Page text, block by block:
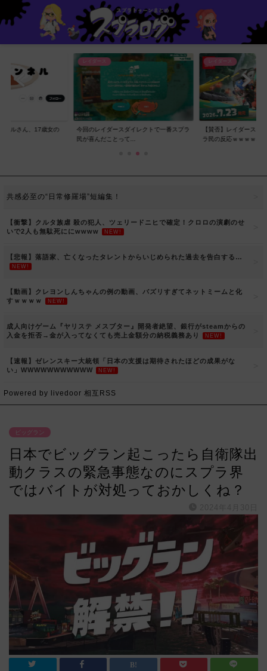
ネルさん、17歳女の
レイダース
今回のレイダースダイレクトで一番スプラ
民が喜んだことって...
レイダース
【賛否】レイダースダ
ラ民の反応ｗｗｗｗ...
共感必至の“日常修羅場”短編集！
【衝撃】クルタ族虐 殺の犯人、ツェリードニヒで確定！クロロの演劇のせ
いで2人も無駄死ににwwww
NEW!
【悲報】落語家、亡くなったタレントからいじめられた過去を告白する…
NEW!
【動画】クレヨンしんちゃんの例の動画、バズリすぎてネットミームと化
すｗｗｗｗ
NEW!
成人向けゲーム『ヤリステ メスブター』開発者絶望、銀行がsteamからの
入金を拒否→金が入ってなくても売上金額分の納税義務あり
NEW!
【速報】ゼレンスキー大統領「日本の支援は期待されたほどの成果がな
い」WWWWWWWWWWW
NEW!
Powered by livedoor 相互RSS
ビッグラン
日本でビッグラン起こったら自衛隊出
動クラスの緊急事態なのにスプラ界
ではバイトが対処っておかしくね？